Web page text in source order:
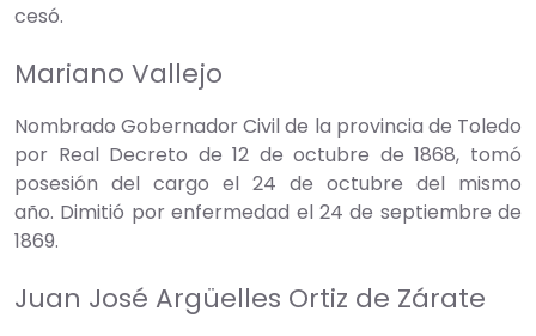
cesó.
Mariano Vallejo
Nombrado Gobernador Civil de la provincia de Toledo
por Real Decreto de 12 de octubre de 1868, tomó
posesión del cargo el 24 de octubre del mismo
año. Dimitió por enfermedad el 24 de septiembre de
1869.
Juan José Argüelles Ortiz de Zárate